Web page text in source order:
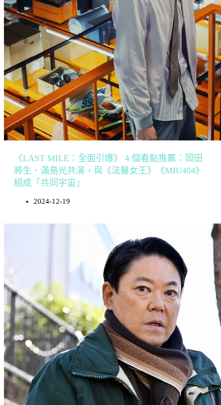
《LAST MILE：全面引爆》 4 個看點推薦：岡田
將生、滿島光共演，與《法醫女王》《MIU404》
組成「共同宇宙」
2024-12-19